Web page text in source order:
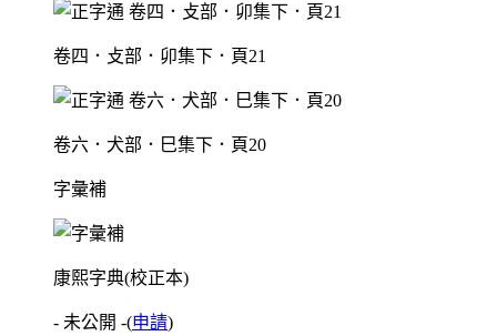
卷四．攴部．卯集下．頁21
卷六．犬部．巳集下．頁20
字彙補
康熙字典(校正本)
- 未公開 -(申請)